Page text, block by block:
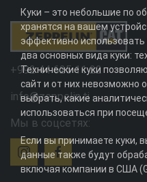
+992 44 625 11 22
info@zeppelin.tj
Мы в соцсетях:
Куки – это небольшие по
хранятся на вашем
эффективно
два основных вида куки:
Технические куки
сайт и от них невозможно
выбрать, какие
использоваться при
Если вы принимаете куки,
данные также будут
включая компании в США